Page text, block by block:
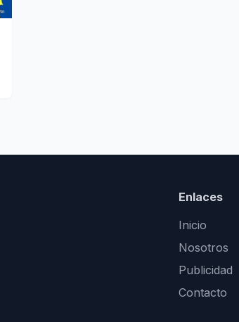
Enlaces
Inicio
Nosotros
Publicidad
Contacto